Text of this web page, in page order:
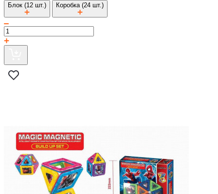
Блок (12 шт.) Коробка (24 шт.)